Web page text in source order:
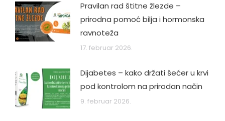
Pravilan rad štitne žlezde –
prirodna pomoć bilja i hormonska
ravnoteža
17. februar 2026.
Dijabetes – kako držati šećer u krvi
pod kontrolom na prirodan način
9. februar 2026.